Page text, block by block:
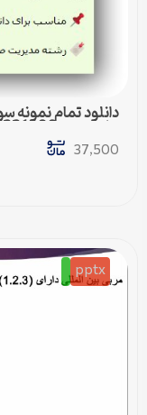
دانلود تمام نمونه
پیام نور کد 1221006
37,500
pptx